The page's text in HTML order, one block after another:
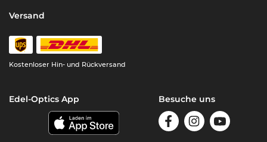
Versand
Kostenloser Hin- und Rückversand
Edel-Optics App Besuche uns